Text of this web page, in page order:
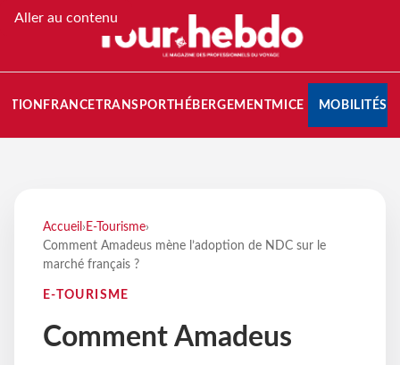
Aller au contenu
FRANCETRANSPORT HÉBERGEMENTMICE MOBILITÉS
Accueil › E-Tourisme›
Comment Amadeus mène l’adoption de NDC sur le
marché français ?
E-TOURISME
Comment Amadeus